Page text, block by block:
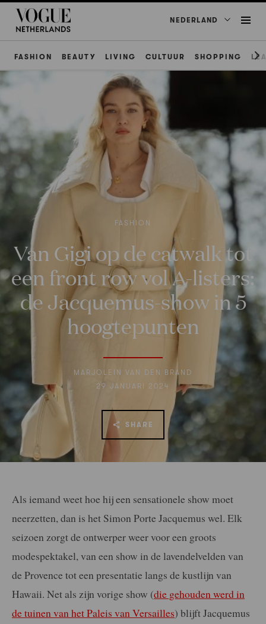
NEDERLAND
FASHION BEAUTY LIVING CULTUUR SHOPPING
FASHION
Van Gigi op de catwalk tot
een front row vol A-listers:
de Jacquemus-show in 5
hoogtepunten
MARJOLEIN VAN DEN BRAND
29 JANUARI 2024
SHARE
Als iemand weet hoe hij een sensationele show moet
neerzetten, dan is het Simon Porte Jacquemus wel. Elk
seizoen zorgt de ontwerper weer voor een groots
modespektakel, van een show in de lavendelvelden van
de Provence tot een presentatie langs de kustlijn van
Hawaii. Net als zijn vorige show (die gehouden werd in
de tuinen van het Paleis van Versailles) blijft Jacquemus